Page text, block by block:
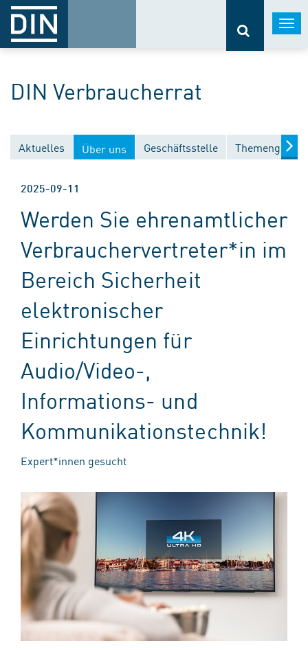
DIN Verbraucherrat
Aktuelles Über uns Geschäftsstelle
2025-09-11
Werden Sie ehrenamtlicher
Verbrauchervertreter*in im
Bereich Sicherheit
elektronischer
Einrichtungen für
Audio/Video-,
Informations- und
Kommunikationstechnik!
Expert*innen gesucht